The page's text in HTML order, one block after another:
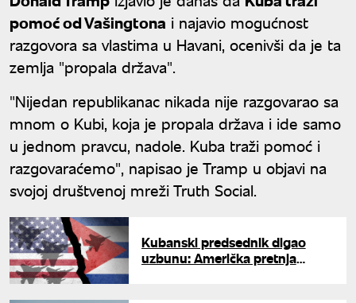
pomoć od Vašingtona i najavio mogućnost
razgovora sa vlastima u Havani, ocenivši da je ta
zemlja "propala država".
"Nijedan republikanac nikada nije razgovarao sa
mnom o Kubi, koja je propala država i ide samo
u jednom pravcu, nadole. Kuba traži pomoć i
razgovaraćemo", napisao je Tramp u objavi na
svojoj društvenoj mreži Truth Social.
Kubanski predsednik digao
uzbunu: Američka pretnja